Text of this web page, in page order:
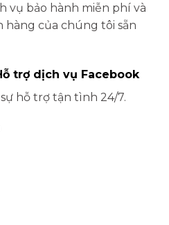
vụ bảo hành miễn phí và
hàng của chúng tôi sẵn
trợ dịch vụ Facebook
hỗ trợ tận tình 24/7.